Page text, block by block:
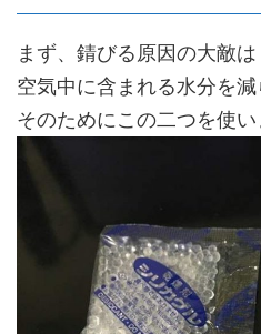
まず、錆びる原因の大敵は
空気中に含まれる水分を減
そのためにこの二つを使い